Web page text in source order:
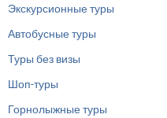
Экскурсионные туры
Автобусные туры
Туры без визы
Шоп-туры
Горнолыжные туры